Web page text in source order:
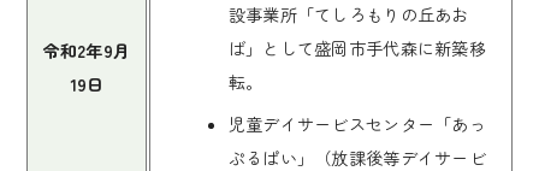
令和2年9月
19日
設事業所「てしろもりの丘あお
ば」として盛岡市手代森に新築移
転。
児童デイサービスセンター「あっ
ぷるぱい」（放課後等デイサービ